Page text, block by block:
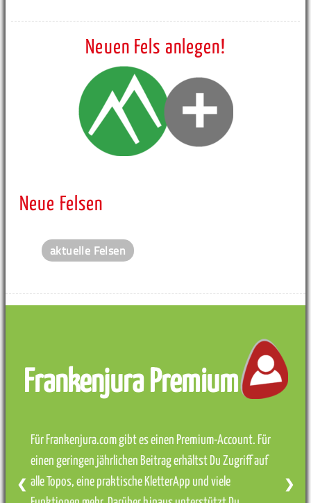
Neuen Fels anlegen!
Neue Felsen
aktuelle Felsen
Frankenjura Premium
Für Frankenjura.com gibt es einen Premium-Account. Für
einen geringen jährlichen Beitrag erhältst Du Zugriff auf
alle Topos, eine praktische KletterApp und viele
❮ ❯